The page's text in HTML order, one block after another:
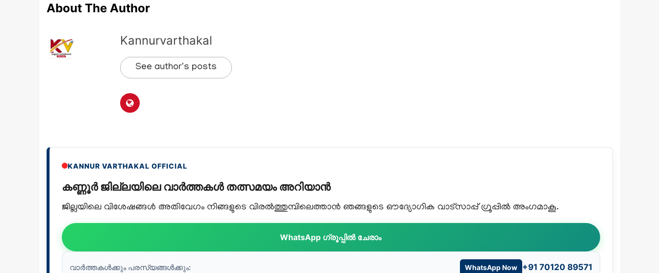
About The Author
Kannurvarthakal
See author's posts
KANNUR VARTHAKAL OFFICIAL
കണ്ണൂർ ജില്ലയിലെ വാർത്തകൾ തത്സമയം അറിയാൻ
ജില്ലയിലെ വിശേഷങ്ങൾ അതിവേഗം നിങ്ങളുടെ വിരൽത്തുമ്പിലെത്താൻ ഞങ്ങളുടെ ഔദ്യോഗിക വാട്സാപ്പ് ഗ്രൂപ്പിൽ അംഗമാകൂ.
WhatsApp ഗ്രൂപ്പിൽ ചേരാം
വാർത്തകൾക്കും പരസ്യങ്ങൾക്കും: WhatsApp Now +91 70120 89571